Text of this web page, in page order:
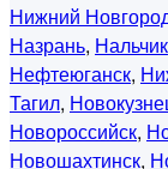
Нижний
Назрань, Нальчик
Нефтеюганск,
Тагил,
Новороссийск,
Новошахтинск,